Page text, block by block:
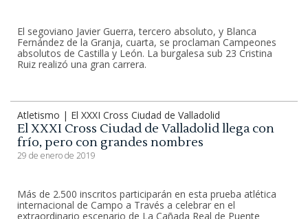
El segoviano Javier Guerra, tercero absoluto, y Blanca
Fernández de la Granja, cuarta, se proclaman Campeones
absolutos de Castilla y León. La burgalesa sub 23 Cristina
Ruiz realizó una gran carrera.
Atletismo | El XXXI Cross Ciudad de Valladolid
El XXXI Cross Ciudad de Valladolid llega con
frío, pero con grandes nombres
29 de enero de 2019
Más de 2.500 inscritos participarán en esta prueba atlética
internacional de Campo a Través a celebrar en el
extraordinario escenario de La Cañada Real de Puente